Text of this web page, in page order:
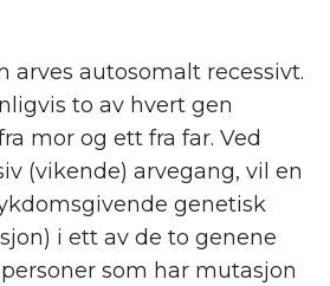
arves autosomalt recessivt.
to av hvert gen
mor og ett fra far. Ved
(vikende) arvegang, vil en
genetisk
i ett av de to genene
som har mutasjon